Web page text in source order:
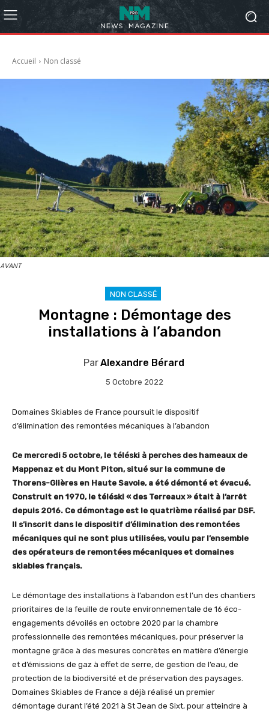
Accueil Non classé
AVANT
NON CLASSÉ
Montagne : Démontage des
installations à l’abandon
ParAlexandre Bérard
5 Octobre 2022
Domaines Skiables de France poursuit le dispositif
d’élimination des remontées mécaniques à l’abandon
Ce mercredi 5 octobre, le téléski à perches des hameaux de
Mappenaz et du Mont Piton, situé sur la commune de
Thorens-Glières en Haute Savoie, a été démonté et évacué.
Construit en 1970, le téléski « des Terreaux » était à l’arrêt
depuis 2016. Ce démontage est le quatrième réalisé par DSF.
Il s’inscrit dans le dispositif d’élimination des remontées
mécaniques qui ne sont plus utilisées, voulu par l’ensemble
des opérateurs de remontées mécaniques et domaines
skiables français.
Le démontage des installations à l’abandon est l’un des chantiers
prioritaires de la feuille de route environnementale de 16 éco-
engagements dévoilés en octobre 2020 par la chambre
professionnelle des remontées mécaniques, pour préserver la
montagne grâce à des mesures concrètes en matière d’énergie
et d’émissions de gaz à effet de serre, de gestion de l’eau, de
protection de la biodiversité et de préservation des paysages.
Domaines Skiables de France a déjà réalisé un premier
démontage durant l’été 2021 à St Jean de Sixt, pour atteindre à